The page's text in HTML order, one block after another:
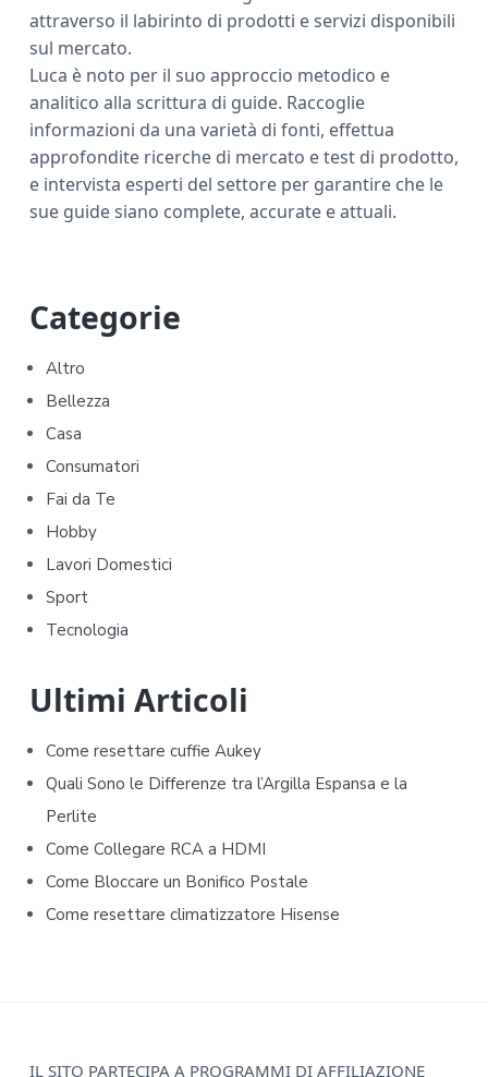
attraverso il labirinto di prodotti e servizi disponibili
sul mercato.
Luca è noto per il suo approccio metodico e
analitico alla scrittura di guide. Raccoglie
informazioni da una varietà di fonti, effettua
approfondite ricerche di mercato e test di prodotto,
e intervista esperti del settore per garantire che le
sue guide siano complete, accurate e attuali.
P
r
i
m
a
r
y
S
d
e
b
a
r
Categorie
Altro
Bellezza
Casa
Consumatori
Fai da Te
Hobby
Lavori Domestici
Sport
Tecnologia
Ultimi Articoli
Come resettare cuffie Aukey​​
Quali Sono le Differenze tra l’Argilla Espansa e la
Perlite
Come Collegare RCA a HDMI
Come Bloccare un Bonifico Postale
Come resettare climatizzatore Hisense​​
IL SITO PARTECIPA A PROGRAMMI DI AFFILIAZIONE